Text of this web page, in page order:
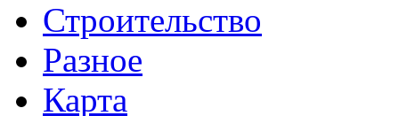
Строительство
Разное
Карта